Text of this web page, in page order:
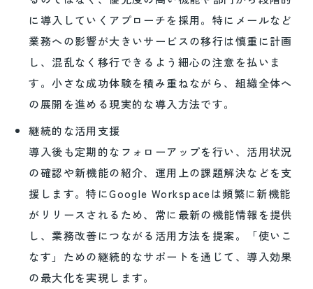
に導入していくアプローチを採用。特にメールなど
業務への影響が大きいサービスの移行は慎重に計画
し、混乱なく移行できるよう細心の注意を払いま
す。小さな成功体験を積み重ねながら、組織全体へ
の展開を進める現実的な導入方法です。
継続的な活用支援
導入後も定期的なフォローアップを行い、活用状況
の確認や新機能の紹介、運用上の課題解決などを支
援します。特にGoogle Workspaceは頻繁に新機能
がリリースされるため、常に最新の機能情報を提供
し、業務改善につながる活用方法を提案。「使いこ
なす」ための継続的なサポートを通じて、導入効果
の最大化を実現します。